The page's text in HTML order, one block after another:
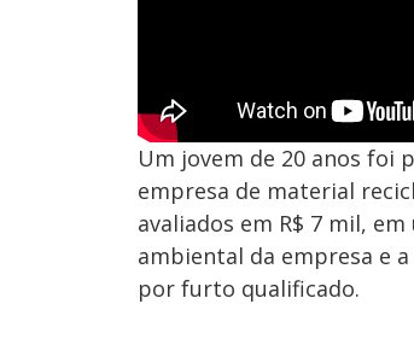
Um jovem de 20 anos foi
empresa de material
avaliados em R$ 7 mil,
ambiental da empresa e
por furto qualificado.